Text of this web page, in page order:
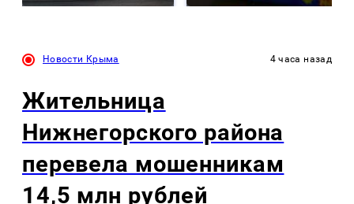
Новости Крыма 4 часа назад
Жительница
Нижнегорского района
перевела мошенникам
14,5 млн рублей